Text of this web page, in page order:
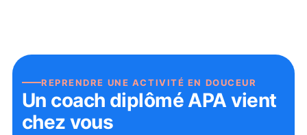
REPRENDRE UNE ACTIVITÉ EN DOUCEUR
Un coach diplômé APA vient
chez vous